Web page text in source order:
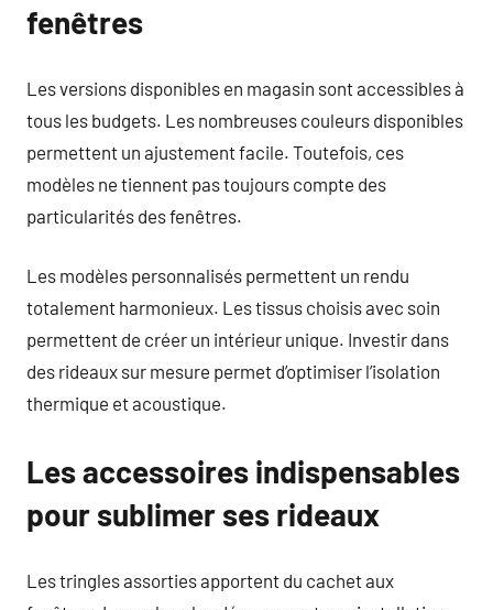
fenêtres
Les versions disponibles en magasin sont accessibles à
tous les budgets. Les nombreuses couleurs disponibles
permettent un ajustement facile. Toutefois, ces
modèles ne tiennent pas toujours compte des
particularités des fenêtres.
Les modèles personnalisés permettent un rendu
totalement harmonieux. Les tissus choisis avec soin
permettent de créer un intérieur unique. Investir dans
des rideaux sur mesure permet d’optimiser l’isolation
thermique et acoustique.
Les accessoires indispensables
pour sublimer ses rideaux
Les tringles assorties apportent du cachet aux